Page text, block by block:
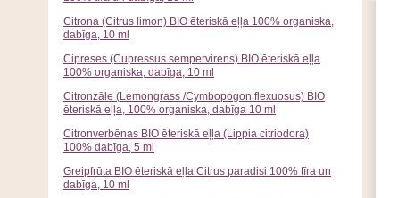
Citrona (Citrus limon) BIO ēteriskā eļļa 100% organiska,
dabīga, 10 ml
Cipreses (Cupressus sempervirens) BIO ēteriskā eļļa
100% organiska, dabīga, 10 ml
Citronzāle (Lemongrass /Cymbopogon flexuosus) BIO
ēteriskā eļļa, 100% organiska, dabīga 10 ml
Citronverbēnas BIO ēteriskā eļļa (Lippia citriodora)
100% dabīga, 5 ml
Greipfrūta BIO ēteriskā eļļa Citrus paradisi 100% tīra un
dabīga, 10 ml